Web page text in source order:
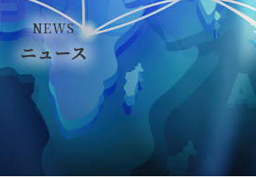
NEWS
ニュース